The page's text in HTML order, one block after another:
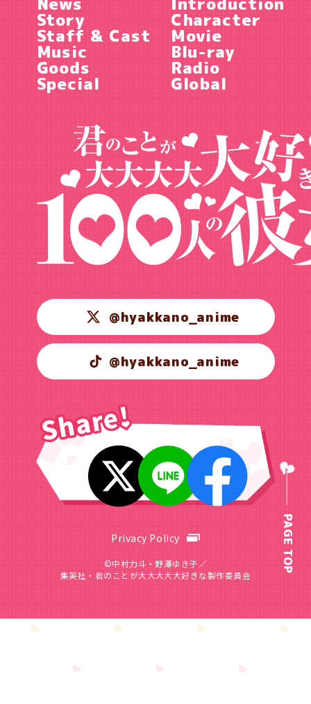
Story Character
Staff & Cast Movie
Music Blu-ray
Goods Radio
Special Global
@hyakkano_anime
@hyakkano_anime
Privacy Policy
©中村力斗・野澤ゆき子／
集英社・君のことが大大大大大好きな製作委員会
PAGE TOP